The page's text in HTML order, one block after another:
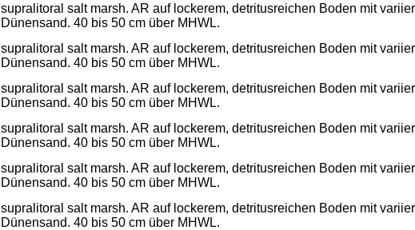
supralitoral salt marsh. AR auf lockerem, detritusreichen Boden mit
Dünensand. 40 bis 50 cm über MHWL.
supralitoral salt marsh. AR auf lockerem, detritusreichen Boden mit
Dünensand. 40 bis 50 cm über MHWL.
supralitoral salt marsh. AR auf lockerem, detritusreichen Boden mit
Dünensand. 40 bis 50 cm über MHWL.
supralitoral salt marsh. AR auf lockerem, detritusreichen Boden mit
Dünensand. 40 bis 50 cm über MHWL.
supralitoral salt marsh. AR auf lockerem, detritusreichen Boden mit
Dünensand. 40 bis 50 cm über MHWL.
supralitoral salt marsh. AR auf lockerem, detritusreichen Boden mit
Dünensand. 40 bis 50 cm über MHWL.